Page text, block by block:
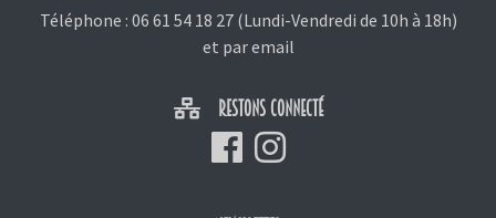
Téléphone : 06 61 54 18 27(Lundi-Vendredi de 10h à 18h)
et par email
RESTONS CONNECTÉ